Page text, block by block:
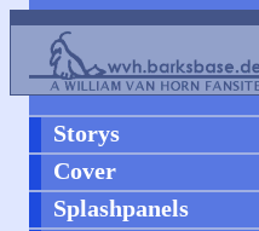
Storys
Cover
Splashpanels